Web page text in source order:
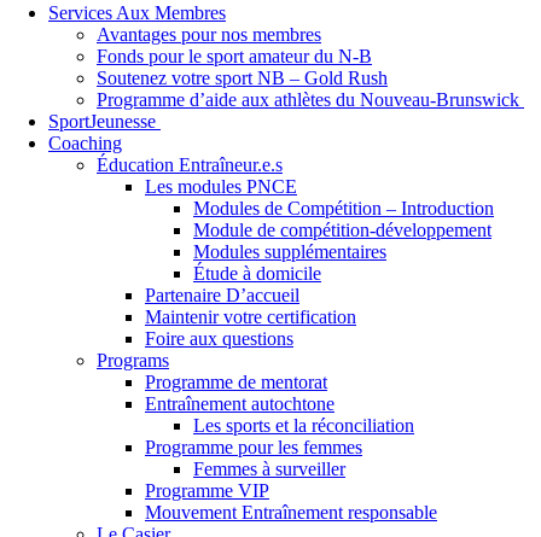
Services Aux Membres
Avantages pour nos membres
Fonds pour le sport amateur du N-B
Soutenez votre sport NB – Gold Rush
Programme d’aide aux athlètes du Nouveau-Brunswick
SportJeunesse
Coaching
Éducation Entraîneur.e.s
Les modules PNCE
Modules de Compétition – Introduction
Module de compétition-développement
Modules supplémentaires
Étude à domicile
Partenaire D’accueil
Maintenir votre certification
Foire aux questions
Programs
Programme de mentorat
Entraînement autochtone
Les sports et la réconciliation
Programme pour les femmes
Femmes à surveiller
Programme VIP
Mouvement Entraînement responsable